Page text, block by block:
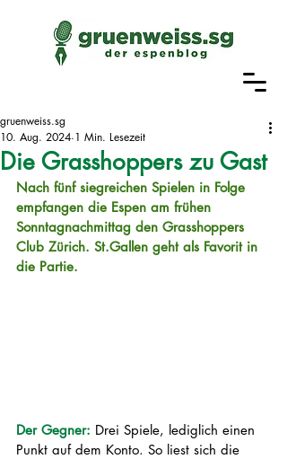
Die Grasshoppers zu Gast
gruenweiss.sg
10. Aug. 2024 1 Min. Lesezeit
Nach fünf siegreichen Spielen in Folge
empfangen die Espen am frühen
Sonntagnachmittag den Grasshoppers
Club Zürich. St.Gallen geht als Favorit in
die Partie.
Der Gegner: Drei Spiele, lediglich einen
Punkt auf dem Konto. So liest sich die